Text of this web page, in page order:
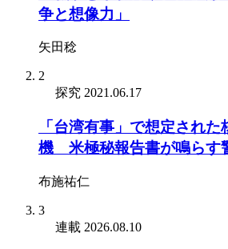
争と想像力」
矢田稔
2
探究 2021.06.17
「台湾有事」で想定され
機 米極秘報告書が鳴らす
布施祐仁
3
連載 2026.08.10